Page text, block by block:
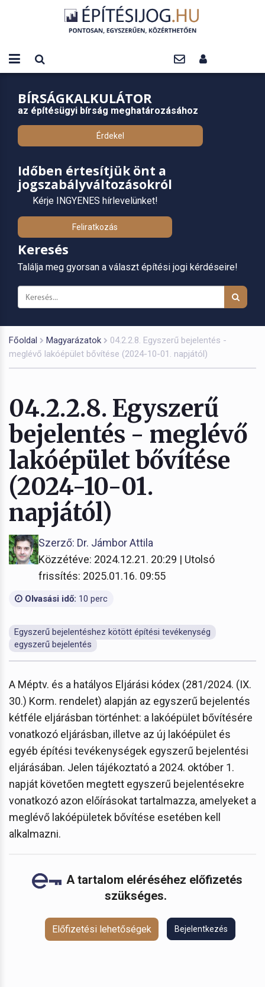
BÍRSÁGKALKULÁTOR
az építésügyi bírság meghatározásához
Érdekel
Időben értesítjük önt a
jogszabályváltozásokról
Kérje INGYENES hírlevelünket!
Feliratkozás
Keresés
Találja meg gyorsan a választ építési jogi kérdéseire!
Főoldal Magyarázatok
04.2.2.8. Egyszerű bejelentés -
meglévő lakóépület bővítése (2024-10-01. napjától)
04.2.2.8. Egyszerű
bejelentés - meglévő
lakóépület bővítése
(2024-10-01.
napjától)
Szerző: Dr. Jámbor Attila
Közzétéve: 2024.12.21. 20:29 | Utolsó
frissítés: 2025.01.16. 09:55
Olvasási idő: 10 perc
Egyszerű bejelentéshez kötött építési tevékenység
egyszerű bejelentés
A Méptv. és a hatályos Eljárási kódex (281/2024. (IX.
30.) Korm. rendelet) alapján az egyszerű bejelentés
kétféle eljárásban történhet: a lakóépület bővítésére
vonatkozó eljárásban, illetve az új lakóépület és
egyéb építési tevékenységek egyszerű bejelentési
eljárásában. Jelen tájékoztató a 2024. október 1.
napját követően megtett egyszerű bejelentésekre
vonatkozó azon előírásokat tartalmazza, amelyeket a
meglévő lakóépületek bővítése esetében kell
alkalmazni.
A tartalom eléréséhez előfizetés
szükséges.
Előfizetési lehetőségek Bejelentkezés